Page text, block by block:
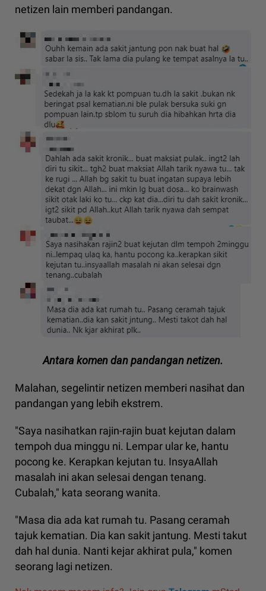
netizen lain memberi pandangan.
Antara komen dan pandangan netizen.
Malahan, segelintir netizen memberi nasihat dan
pandangan yang lebih ekstrem.
"Saya nasihatkan rajin-rajin buat kejutan dalam
tempoh dua minggu ni. Lempar ular ke, hantu
pocong ke. Kerapkan kejutan tu. InsyaAllah
masalah ini akan selesai dengan tenang.
Cubalah," kata seorang wanita.
"Masa dia ada kat rumah tu. Pasang ceramah
tajuk kematian. Dia kan sakit jantung. Mesti takut
dah hal dunia. Nanti kejar akhirat pula," komen
seorang lagi netizen.